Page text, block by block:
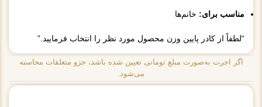
مناسب برای: خانم‌ها
“لطفاً از کادر پایین وزن محصول مورد نظر را انتخاب فرمایید.”
اگر اجرت به‌صورت مبلغ تومانی تعیین شده باشد، جزو متعلقات محاسبه
می‌شود.